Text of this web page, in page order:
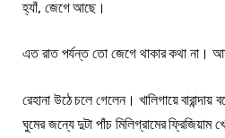
হ্যাঁ, জেগে আছে।
এত রাত পর্যন্ত তো জেগে থাকার কথা না।
রেহানা উঠে চলে গেলেন। খালিগায়ে
ঘুমের জন্যে দুটা পাঁচ মিলিগ্রামের